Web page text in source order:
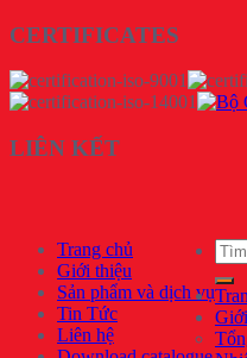
CERTIFICATES
LIÊN KẾT
Trang chủ
Giới thiệu
Sản phẩm và dịch vụ
Tin Tức
Liên hệ
Tìm